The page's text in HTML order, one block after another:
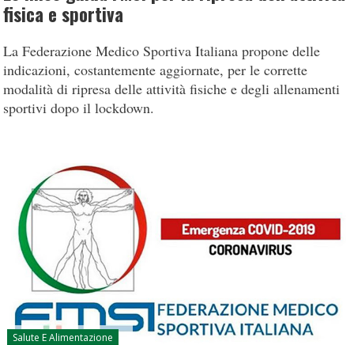
fisica e sportiva
La Federazione Medico Sportiva Italiana propone delle
indicazioni, costantemente aggiornate, per le corrette
modalità di ripresa delle attività fisiche e degli allenamenti
sportivi dopo il lockdown.
Salute E Alimentazione